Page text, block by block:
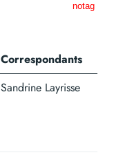
notag
Correspondants
Sandrine Layrisse